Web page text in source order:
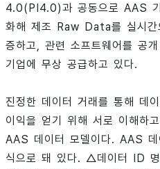
4.0(PI4.0)과 공동으로 AAS
화해 제조 Raw Data를 실시간
증하고, 관련 소프트웨어를 공
기업에 무상 공급하고 있다.
진정한 데이터 거래를 통해 데
이익을 얻기 위해 서로 이해하
AAS 데이터 모델이다. AAS
식으로 돼 있다. △데이터 ID